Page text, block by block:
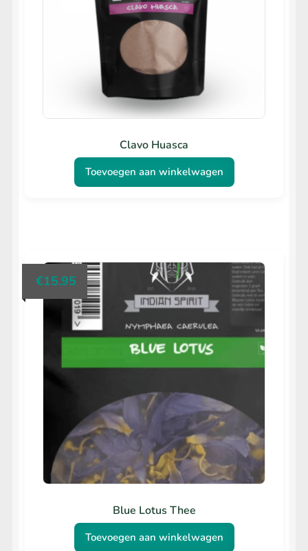
Clavo Huasca
Toevoegen aan winkelwagen
Blue Lotus Thee
€15.95
Toevoegen aan winkelwagen